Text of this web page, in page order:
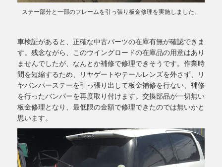
ステー部分と一部のフレームを引っ張り板金修理を実施しました。
車検証があると、正確な中古パーツの在庫有無が確認できま
す。残念ながら、このウイングロードの在庫品の用意はあり
ませんでしたが、なんとか補修で修理できそうです。作業時
間を短縮するため、リヤゲートやテールレンズを外さず、リ
ヤバンパーステーを引っ張り出して板金補修を行ない、補修
を行ったバンパーを再度取り付けます。交換部品が一切無い
板金修理となり、最低限の金額で修理できたのでは無いかと
思います。